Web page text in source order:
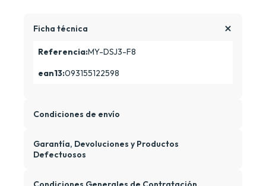
Ficha técnica
Referencia:MY-DSJ3-F8
ean13:093155122598
Condiciones de envío
Garantía, Devoluciones y Productos
Defectuosos